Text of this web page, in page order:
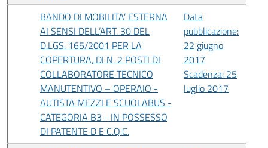
BANDO DI MOBILITA’ ESTERNA
AI SENSI DELL’ART. 30 DEL
D.LGS. 165/2001 PER LA
COPERTURA, DI N. 2 POSTI DI
COLLABORATORE TECNICO
MANUTENTIVO – OPERAIO -
AUTISTA MEZZI E SCUOLABUS -
CATEGORIA B3 - IN POSSESSO
DI PATENTE D E C.Q.C.
Data
pubblicazione:
22 giugno
2017
Scadenza: 25
luglio 2017